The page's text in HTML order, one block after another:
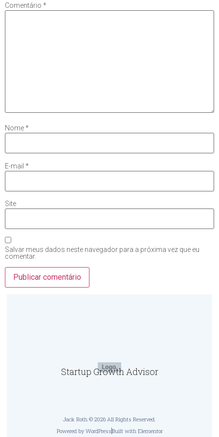
Comentário *
Nome*
E-mail *
Site
Salvar meus dados neste navegador para a próxima vez que eu
comentar.
Startup Growth Advisor
Jack Roth © 2026 All Rights Reserved.
Powered by WordPressBuilt with Elementor